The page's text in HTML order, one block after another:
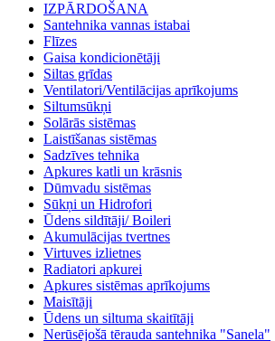
IZPĀRDOŠANA
Santehnika vannas istabai
Flīzes
Gaisa kondicionētāji
Siltas grīdas
Ventilatori/Ventilācijas aprīkojums
Siltumsūkņi
Solārās sistēmas
Laistīšanas sistēmas
Sadzīves tehnika
Apkures katli un krāsnis
Dūmvadu sistēmas
Sūkņi un Hidrofori
Ūdens sildītāji/ Boileri
Akumulācijas tvertnes
Virtuves izlietnes
Radiatori apkurei
Apkures sistēmas aprīkojums
Maisītāji
Ūdens un siltuma skaitītāji
Nerūsējošā tērauda santehnika "Sanela"